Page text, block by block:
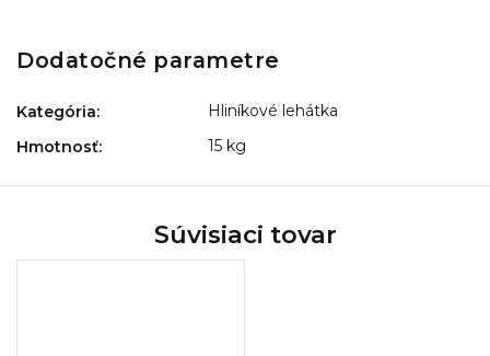
Dodatočné parametre
Kategória:
Hliníkové lehátka
Hmotnosť: 15 kg
Súvisiaci tovar